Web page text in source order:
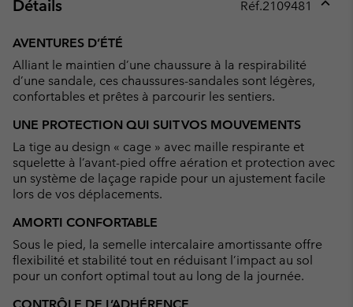
Détails Réf.2109481
AVENTURES D’ÉTÉ
Alliant le maintien d’une chaussure à la respirabilité
d’une sandale, ces chaussures-sandales sont légères,
confortables et prêtes à parcourir les sentiers.
UNE PROTECTION QUI SUIT VOS MOUVEMENTS
La tige au design « cage » avec maille respirante et
squelette à l’avant-pied offre aération et protection avec
un système de laçage rapide pour un ajustement facile
lors de vos déplacements.
AMORTI CONFORTABLE
Sous le pied, la semelle intercalaire amortissante offre
flexibilité et stabilité tout en réduisant l’impact au sol
pour un confort optimal tout au long de la journée.
CONTRÔLE DE L’ADHÉRENCE